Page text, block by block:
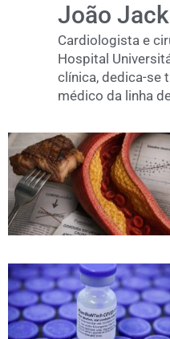
João
Cardiologista e
Hospital
clínica, dedica-se
médico da linha